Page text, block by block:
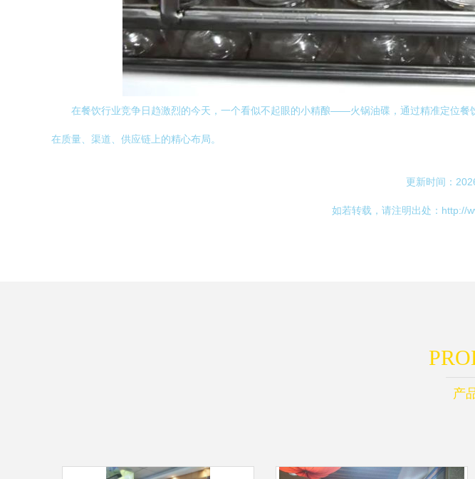
在餐饮行业竞争日趋激烈的今天，一个看似不起眼的小精酿——火锅油碟，通过精准定位餐
在质量、渠道、供应链上的精心布局。
更新时间：
如若转载，请注明出处：http://
产